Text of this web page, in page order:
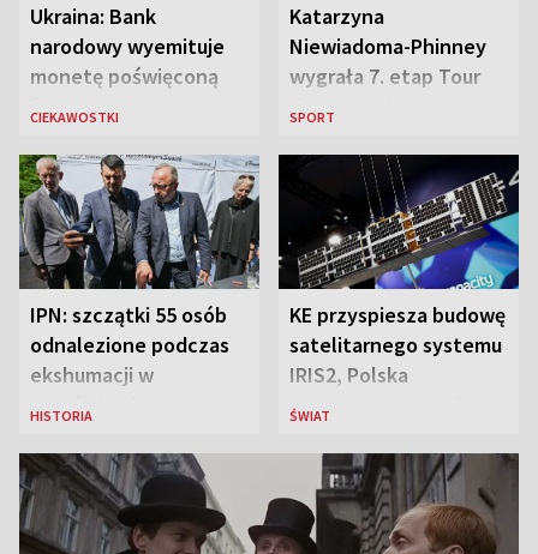
Ukraina: Bank
narodowy wyemituje
monetę poświęconą
św. Janowi Pawłowi II
CIEKAWOSTKI
Katarzyna
Niewiadoma-Phinney
wygrała 7. etap Tour
de France i została
SPORT
IPN: szczątki 55 osób
odnalezione podczas
ekshumacji w
Ostrówkach i Woli
HISTORIA
KE przyspiesza budowę
satelitarnego systemu
IRIS2, Polska
przeznaczy 656 mln
ŚWIAT